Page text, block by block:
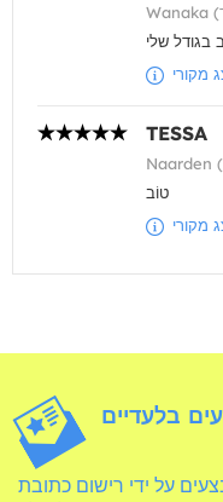
שלי
מקורי
TESSA
טוֹב
מקורי
על ידי רישום כתובת